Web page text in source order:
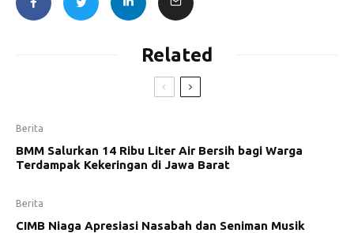
Related
Berita
BMM Salurkan 14 Ribu Liter Air Bersih bagi Warga
Terdampak Kekeringan di Jawa Barat
Berita
CIMB Niaga Apresiasi Nasabah dan Seniman Musik